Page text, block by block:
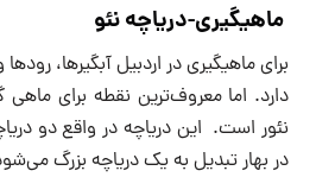
ماهیگیری-دریاچه نئو
برای ماهیگیری در اردبیل آبگیرها‌‌،
دارد. اما معروف‌ترین نقطه برای ماهی
نئور است. این دریاچه در واقع دو
در بهار تبدیل به یک دریاچه بزرگ